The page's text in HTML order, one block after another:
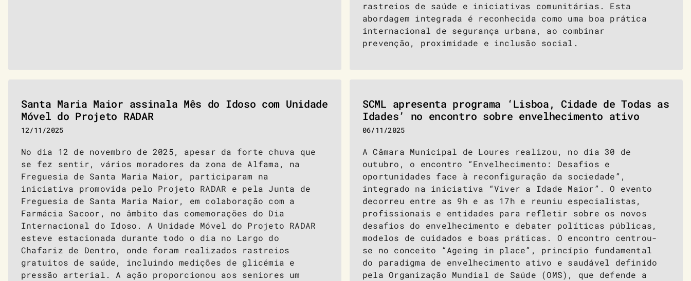
rastreios de saúde e iniciativas comunitárias. Esta
abordagem integrada é reconhecida como uma boa prática
internacional de segurança urbana, ao combinar
prevenção, proximidade e inclusão social.
Santa Maria Maior assinala Mês do Idoso com Unidade
Móvel do Projeto RADAR
12/11/2025
No dia 12 de novembro de 2025, apesar da forte chuva que
se fez sentir, vários moradores da zona de Alfama, na
Freguesia de Santa Maria Maior, participaram na
iniciativa promovida pelo Projeto RADAR e pela Junta de
Freguesia de Santa Maria Maior, em colaboração com a
Farmácia Sacoor, no âmbito das comemorações do Dia
Internacional do Idoso. A Unidade Móvel do Projeto RADAR
esteve estacionada durante todo o dia no Largo do
Chafariz de Dentro, onde foram realizados rastreios
gratuitos de saúde, incluindo medições de glicémia e
pressão arterial. A ação proporcionou aos seniores um
SCML apresenta programa ‘Lisboa, Cidade de Todas as
Idades’ no encontro sobre envelhecimento ativo
06/11/2025
A Câmara Municipal de Loures realizou, no dia 30 de
outubro, o encontro “Envelhecimento: Desafios e
oportunidades face à reconfiguração da sociedade”,
integrado na iniciativa “Viver a Idade Maior”. O evento
decorreu entre as 9h e as 17h e reuniu especialistas,
profissionais e entidades para refletir sobre os novos
desafios do envelhecimento e debater políticas públicas,
modelos de cuidados e boas práticas. O encontro centrou-
se no conceito “Ageing in place”, princípio fundamental
do paradigma de envelhecimento ativo e saudável definido
pela Organização Mundial de Saúde (OMS), que defende a